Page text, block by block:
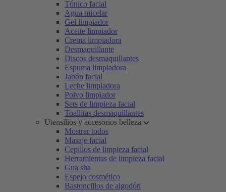
Tónico facial
Agua micelar
Gel limpiador
Aceite limpiador
Crema limpiadora
Desmaquillante
Discos desmaquillantes
Espuma limpiadora
Jabón facial
Leche limpiadora
Polvo limpiador
Sets de limpieza facial
Toallitas desmaquillantes
Utensilios y accesorios belleza
Mostrar todos
Masaje facial
Cepillos de limpieza facial
Herramientas de limpieza facial
Gua sha
Espejo cosmético
Bastoncillos de algodón